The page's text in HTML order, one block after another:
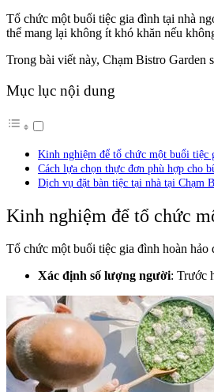
Tổ chức một buổi tiệc gia đình tại nhà
thể mang lại không ít khó khăn nếu
Trong bài viết này, Chạm Bistro Garden
Mục lục nội dung
Kinh nghiệm để tổ chức một buổi tiệc
Cách lựa chọn thực đơn phù hợp cho
Dịch vụ đặt bàn tiệc tại nhà tại Chạm
Kinh nghiệm để tổ chức
Tổ chức một buổi tiệc gia đình hoàn
Xác định số lượng người: Trước